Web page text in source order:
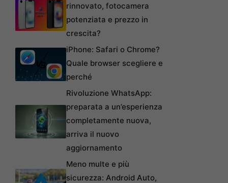
rinnovato, fotocamera
potenziata e prezzo in
crescita?
iPhone: Safari o Chrome?
Quale browser scegliere e
perché
Rivoluzione WhatsApp:
preparata a un’esperienza
completamente nuova,
arriva il nuovo
aggiornamento
Meno multe e più
sicurezza: Android Auto,